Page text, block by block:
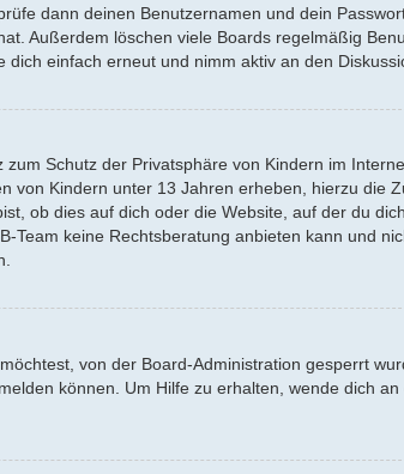
dann deinen Benutzernamen und dein
Außerdem löschen viele Boards regelmäßig
einfach erneut und nimm aktiv an den
Schutz der Privatsphäre von Kindern im
von Kindern unter 13 Jahren erheben, hierzu die
ob dies auf dich oder die Website, auf der du
keine Rechtsberatung anbieten kann und
von der Board-Administration gesperrt
können. Um Hilfe zu erhalten, wende dich an